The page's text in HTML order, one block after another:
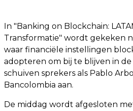
In "Banking on Blockchain:
Transformatie" wordt gekeken
waar financiële instellingen
adopteren om bij te blijven in de
schuiven sprekers als Pablo
Bancolombia aan.
De middag wordt afgesloten